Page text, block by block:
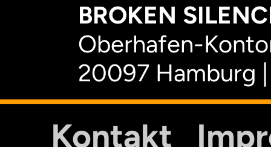
BROKEN
Oberhafen-
20097 Hamburg
Kontakt